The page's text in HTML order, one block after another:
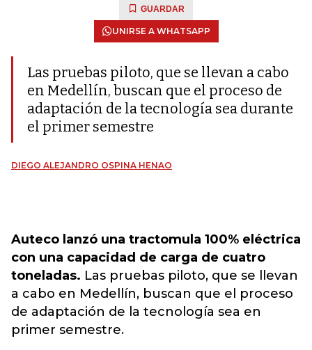
GUARDAR
UNIRSE A WHATSAPP
Las pruebas piloto, que se llevan a cabo
en Medellín, buscan que el proceso de
adaptación de la tecnología sea durante
el primer semestre
DIEGO ALEJANDRO OSPINA HENAO
Auteco lanzó una tractomula 100% eléctrica
con una capacidad de carga de cuatro
toneladas. Las pruebas piloto, que se llevan
a cabo en Medellín, buscan que el proceso
de adaptación de la tecnología sea en
primer semestre.